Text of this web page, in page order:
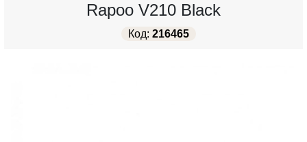
Rapoo V210 Black
Код: 216465